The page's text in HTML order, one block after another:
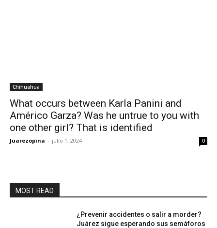
Chihuahua
What occurs between Karla Panini and
Américo Garza? Was he untrue to you with
one other girl? That is identified
Juarezopina - julio 1, 2024 0
MOST READ
¿Prevenir accidentes o salir a morder?
Juárez sigue esperando sus semáforos